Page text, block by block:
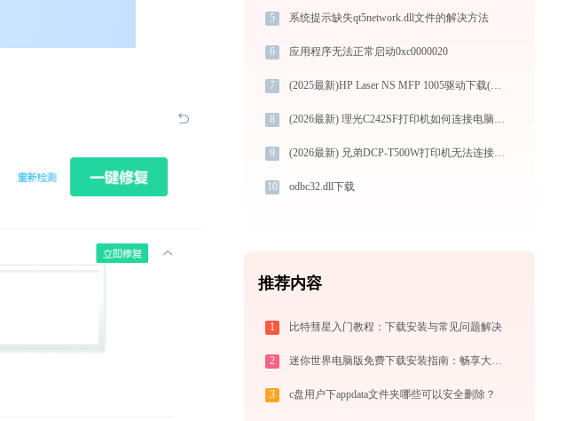
5 系统提示缺失qt5network.dll文件的解决方法
6 应用程序无法正常启动0xc0000020
7 (2025最新)HP Laser NS MFP 1005驱动下载(Win10/Win11) 图文安装教程
8 (2026最新) 理光C242SF打印机如何连接电脑？-金山毒霸
9 (2026最新) 兄弟DCP-T500W打印机无法连接？试试这些方法 -金山毒霸
10 odbc32.dll下载
推荐内容
1 比特彗星入门教程：下载安装与常见问题解决
2 迷你世界电脑版免费下载安装指南：畅享大屏沙盒创造与联机乐趣
3 c盘用户下appdata文件夹哪些可以安全删除？